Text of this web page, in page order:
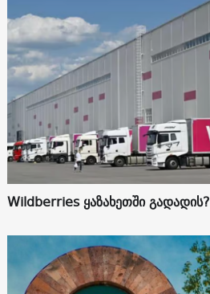
Wildberries ყაზახეთში გადადის?